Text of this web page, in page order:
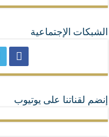
الشبكات الإجتماعية
إنضم لقناتنا على يوتيوب